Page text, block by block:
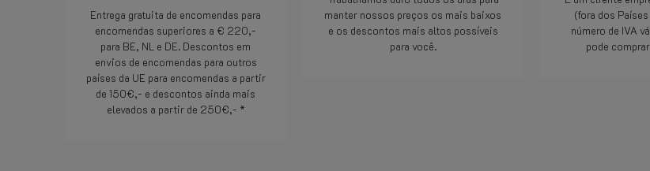
Entrega gratuita de encomendas para
encomendas superiores a € 220,-
para BE, NL e DE. Descontos em
envios de encomendas para outros
países da UE para encomendas a partir
de 150€,- e descontos ainda mais
elevados a partir de 250€,- *
manter nossos preços os mais baixos
e os descontos mais altos possíveis
para você.
(fora dos
número de IVA
pode